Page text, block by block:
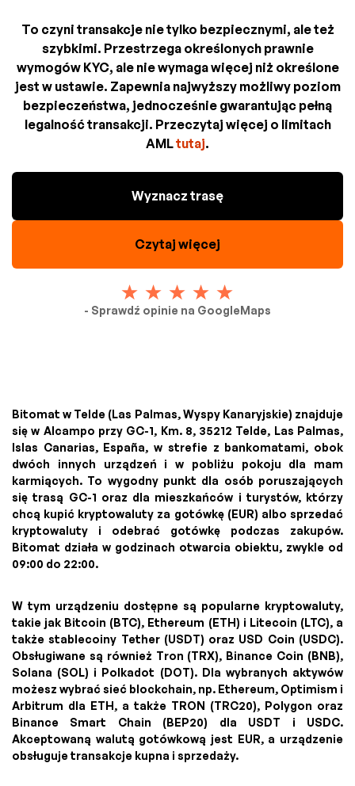
To czyni transakcje nie tylko bezpiecznymi, ale też
szybkimi. Przestrzega określonych prawnie
wymogów KYC, ale nie wymaga więcej niż określone
jest w ustawie. Zapewnia najwyższy możliwy poziom
bezpieczeństwa, jednocześnie gwarantując pełną
legalność transakcji. Przeczytaj więcej o limitach
AMLtutaj.
Wyznacz trasę
Czytaj więcej
- Sprawdź opinie na GoogleMaps
Bitomat w Telde (Las Palmas, Wyspy Kanaryjskie) znajduje
się w Alcampo przy GC-1, Km. 8, 35212 Telde, Las Palmas,
Islas Canarias, España, w strefie z bankomatami, obok
dwóch innych urządzeń i w pobliżu pokoju dla mam
karmiących. To wygodny punkt dla osób poruszających
się trasą GC-1 oraz dla mieszkańców i turystów, którzy
chcą kupić kryptowaluty za gotówkę (EUR) albo sprzedać
kryptowaluty i odebrać gotówkę podczas zakupów.
Bitomat działa w godzinach otwarcia obiektu, zwykle od
09:00 do 22:00.
W tym urządzeniu dostępne są popularne kryptowaluty,
takie jak Bitcoin (BTC), Ethereum (ETH) i Litecoin (LTC), a
także stablecoiny Tether (USDT) oraz USD Coin (USDC).
Obsługiwane są również Tron (TRX), Binance Coin (BNB),
Solana (SOL) i Polkadot (DOT). Dla wybranych aktywów
możesz wybrać sieć blockchain, np. Ethereum, Optimism i
Arbitrum dla ETH, a także TRON (TRC20), Polygon oraz
Binance Smart Chain (BEP20) dla USDT i USDC.
Akceptowaną walutą gotówkową jest EUR, a urządzenie
obsługuje transakcje kupna i sprzedaży.